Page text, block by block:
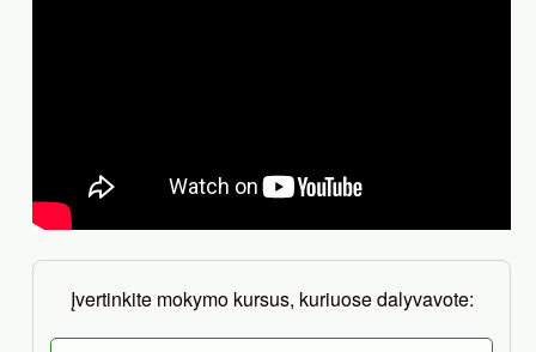
Įvertinkite mokymo kursus, kuriuose dalyvavote: